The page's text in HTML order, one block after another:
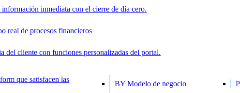
información inmediata con el cierre de día cero.
real de procesos financieros
del cliente con funciones personalizadas del portal.
que satisfacen las
BY Modelo de negocio